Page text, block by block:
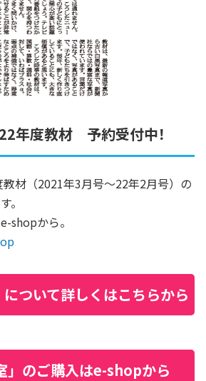
年度教材 予約受付中！
材（2021年3月号～22年2月号）の
。
shopから。
について詳しくはこちらから
」のご購入はe-shopから